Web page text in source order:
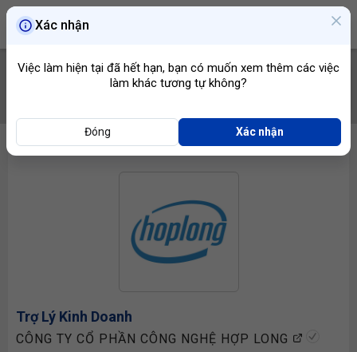
Trợ Lý Kinh Doanh
CÔNG TY CỔ PHẦN CÔNG NGHỆ HỢP LONG
Xác nhận
Việc làm hiện tại đã hết hạn, bạn có muốn xem thêm các việc
làm khác tương tự không?
Đóng Xác nhận